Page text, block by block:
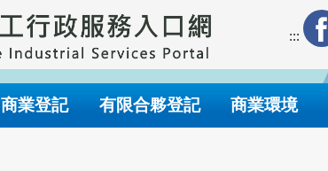
:::
商業登記 有限合夥登記 商業環境